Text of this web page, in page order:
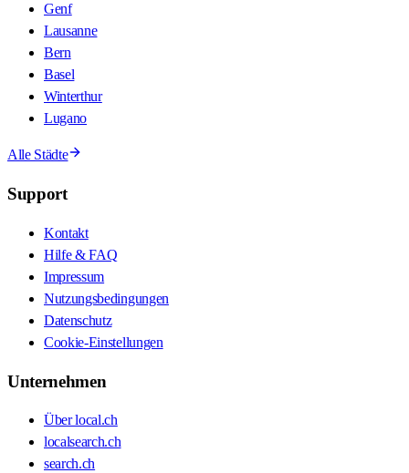
Genf
Lausanne
Bern
Basel
Winterthur
Lugano
Alle Städte
Support
Kontakt
Hilfe & FAQ
Impressum
Nutzungsbedingungen
Datenschutz
Cookie-Einstellungen
Unternehmen
Über local.ch
localsearch.ch
search.ch